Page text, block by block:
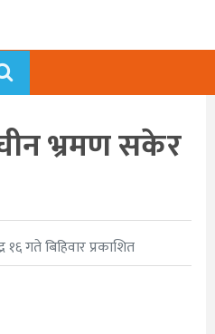
भ्रमण सकेर
१६ गते बिहिवार प्रकाशित